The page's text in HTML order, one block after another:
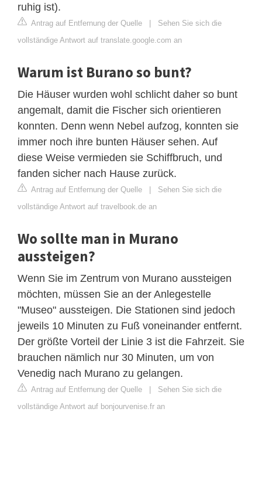
ruhig ist).
Antrag auf Entfernung der Quelle | Sehen Sie sich die
vollständige Antwort auf translate.google.com an
Warum ist Burano so bunt?
Die Häuser wurden wohl schlicht daher so bunt
angemalt, damit die Fischer sich orientieren
konnten. Denn wenn Nebel aufzog, konnten sie
immer noch ihre bunten Häuser sehen. Auf
diese Weise vermieden sie Schiffbruch, und
fanden sicher nach Hause zurück.
Antrag auf Entfernung der Quelle | Sehen Sie sich die
vollständige Antwort auf travelbook.de an
Wo sollte man in Murano
aussteigen?
Wenn Sie im Zentrum von Murano aussteigen
möchten, müssen Sie an der Anlegestelle
"Museo" aussteigen. Die Stationen sind jedoch
jeweils 10 Minuten zu Fuß voneinander entfernt.
Der größte Vorteil der Linie 3 ist die Fahrzeit. Sie
brauchen nämlich nur 30 Minuten, um von
Venedig nach Murano zu gelangen.
Antrag auf Entfernung der Quelle | Sehen Sie sich die
vollständige Antwort auf bonjourvenise.fr an